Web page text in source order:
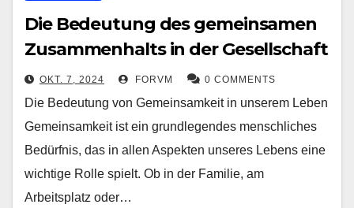
Die Bedeutung des gemeinsamen
Zusammenhalts in der Gesellschaft
OKT. 7, 2024 FORVM 0 COMMENTS
Die Bedeutung von Gemeinsamkeit in unserem Leben
Gemeinsamkeit ist ein grundlegendes menschliches
Bedürfnis, das in allen Aspekten unseres Lebens eine
wichtige Rolle spielt. Ob in der Familie, am
Arbeitsplatz oder…